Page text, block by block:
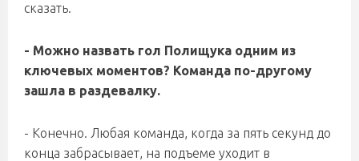
сказать.
- Можно назвать гол Полищука одним из
ключевых моментов? Команда по-другому
зашла в раздевалку.
- Конечно. Любая команда, когда за пять секунд до
конца забрасывает, на подъеме уходит в